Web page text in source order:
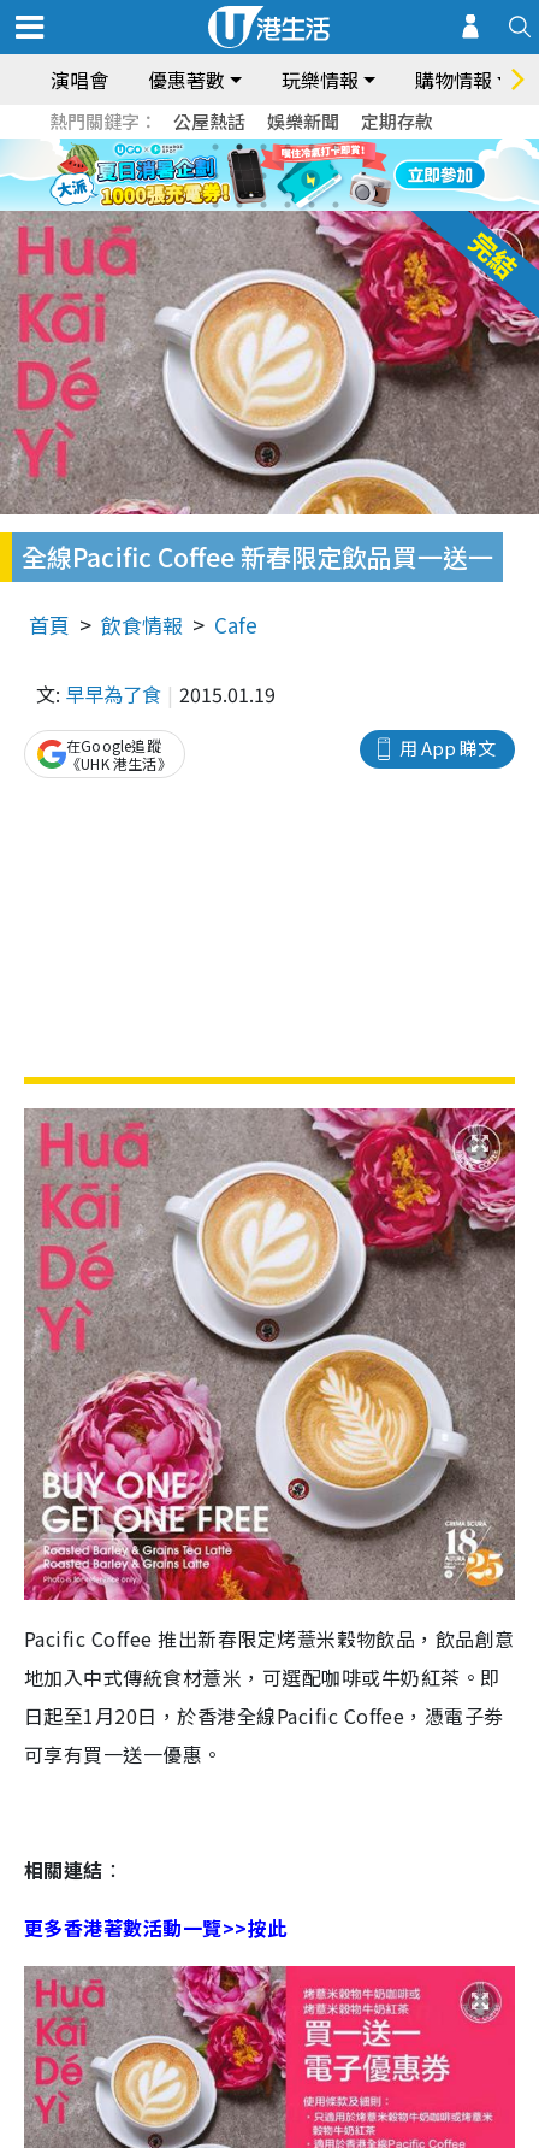
演唱會 優惠著數 玩樂情報 購物情報
熱門關鍵字： 公屋熱話 娛樂新聞 定期存款
全線Pacific Coffee 新春限定飲品買一送一
首頁 飲食情報 Cafe
文: 早早為了食 2015.01.19
用 App 睇文
在Google追蹤
《UHK 港生活》
Pacific Coffee 推出新春限定烤薏米穀物飲品，飲品創意
地加入中式傳統食材薏米，可選配咖啡或牛奶紅茶。即
日起至1月20日，於香港全線Pacific Coffee，憑電子劵
可享有買一送一優惠。
相關連結 ：
更多香港著數活動一覽>>按此